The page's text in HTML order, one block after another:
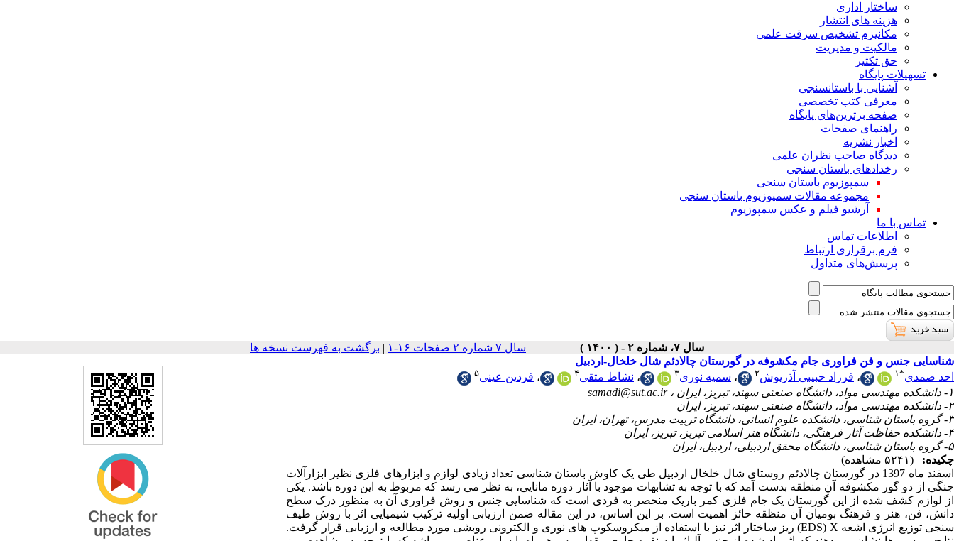
ساختار اداری
هزینه های انتشار
ﻣﮑﺎﻧﯿﺰم ﺗﺸﺨﯿﺺ ﺳﺮﻗﺖ ﻋﻠﻤﯽ
مالکیت و مدیریت
حق تکثیر
تسهیلات پایگاه
آشنایی با باستانسنجی
معرفی کتب تخصصی
صفحه برترین‌های پایگاه
راهنمای صفحات
اخبار نشریه
دیدگاه صاحب نظران علمی
رخدادهای باستان سنجی
سمپوزیوم باستان سنجی
مجموعه مقالات سمپوزیوم باستان سنجی
آرشیو فیلم و عکس سمپوزیوم
تماس با ما
اطلاعات تماس
فرم برقراری ارتباط
پرسش‌های متداول
سال ۷، شماره ۲ - ( ۱۴۰۰ ) سال ۷ شماره ۲ صفحات ۱۶-۱ | برگشت به فهرست نسخه ها
شناسایی جنس و فن فراوری جام مکشوفه در گورستان چالادئم شال خلخال-اردبیل
احد صمدی*۱ ، فرزاد حبیبی آذریوش۲ ، سمیه نوری۳ ، نشاط متقی۴ ، فردین عینی۵
۱- دانشکده مهندسی مواد، دانشگاه صنعتی سهند، تبریز، ایران ،
samadi@sut.ac.ir
۲- دانشکده مهندسی مواد، دانشگاه صنعتی سهند، تبریز، ایران
۳- گروه باستان شناسی، دانشکده علوم انسانی، دانشگاه تربیت مدرس، تهران، ایران
۴- دانشکده حفاظت آثار فرهنگی، دانشگاه هنر اسلامی تبریز، تبریز، ایران
۵- گروه باستان شناسی، دانشگاه محقق اردبیلی، اردبیل، ایران
چکیده:
(۵۲۴۱ مشاهده)
اسفند ماه 1397 در گورستان چالادئم روستای شال خلخال اردبیل طی یک کاوش باستان شناسی تعداد زیادی لوازم و ابزارهای فلزی نظیر ابزارآلات
جنگی از دو گور مکشوفه آن منطقه بدست آمد که با توجه به تشابهات موجود با آثار دوره مانایی، به نظر می رسد که مربوط به این دوره باشد. یکی
از لوازم کشف شده از این گورستان یک جام فلزی کمر باریک منحصر به فردی است که شناسایی جنس و روش فراوری آن به منظور درک سطح
دانش، فن، هنر و فرهنگ بومیان آن منظقه حائز اهمیت است. بر این اساس، در این مقاله ضمن ارزیابی اولیه ترکیب شیمیایی اثر با روش طیف
سنجی توزیع انرژی اشعه X
(
EDS) ریز ساختار اثر نیز با استفاده از میکروسکوپ های نوری و الکترونی روبشی مورد مطالعه و ارزیابی قرار گرفت.